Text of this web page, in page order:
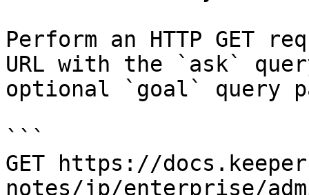
Perform an HTTP GET
URL with the `ask`
optional `goal` query
```
GET https://
notes/jp/enterprise/